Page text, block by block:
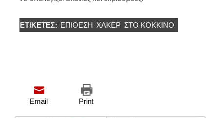
ΕΤΙΚΈΤΕΣ: ΕΠΊΘΕΣΗ ΧΑΚΕΡ ΣΤΟ ΚΟΚΚΙΝΟ
Print
Email